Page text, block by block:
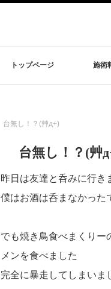
トップページ 施術
台無し！？(艸д+)
台無し！？(艸
昨日は友達と呑みに行き
僕はお酒は呑まなかった
でも焼き鳥食べまくりー
メンを食べました
完全に暴走してしまいま